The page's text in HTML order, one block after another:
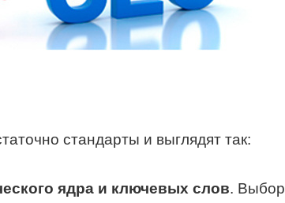
стандарты и выглядят так:
ядра и ключевых слов. Выбор